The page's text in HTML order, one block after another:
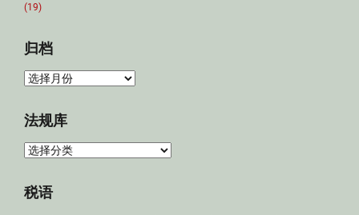
(19)
归档
归
法规库
法
库
税语